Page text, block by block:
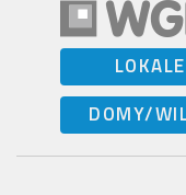
LOKALE
DOMY/